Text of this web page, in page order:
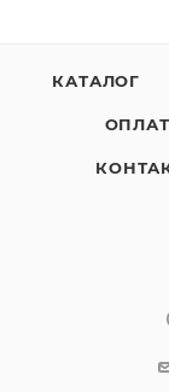
КАТАЛОГ